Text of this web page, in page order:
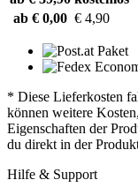
ab € 0,00 € 4,90
* Diese Lieferkosten
können weitere
Eigenschaften der
du direkt in der
Hilfe & Support